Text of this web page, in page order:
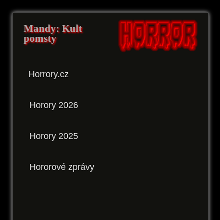
Mandy: Kult
pomsty
Horrory.cz
Horory 2026
Horory 2025
Hororové zprávy